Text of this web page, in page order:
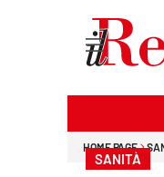
HOME PAGE
SANITÀ